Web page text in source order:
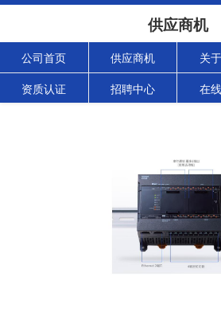
供应商机
公司首页 供应商机 关
资质认证 招聘中心 在